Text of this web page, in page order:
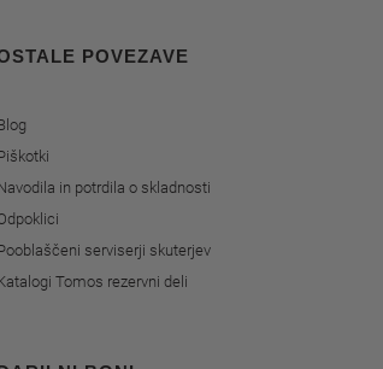
POVEZAVE
in potrdila o skladnosti
serviserji skuterjev
Tomos rezervni deli